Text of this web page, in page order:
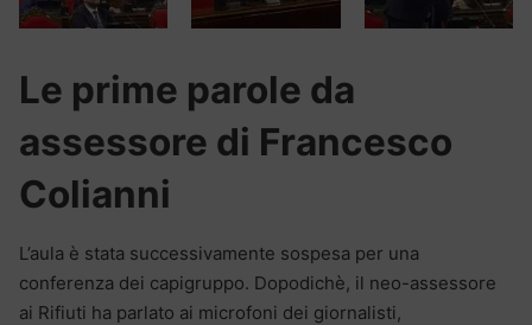
Le prime parole da
assessore di Francesco
Colianni
L’aula è stata successivamente sospesa per una
conferenza dei capigruppo. Dopodichè, il neo-assessore
ai Rifiuti ha parlato ai microfoni dei giornalisti,